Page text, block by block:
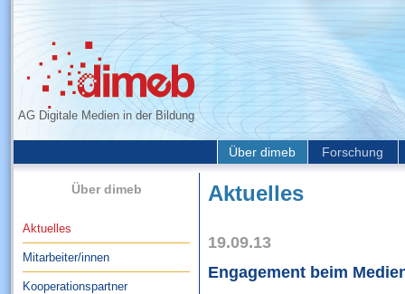
AG Digitale Medien in der Bildung
Über dimeb Forschung
Über dimeb
Aktuelles
Mitarbeiter/innen
Kooperationspartner
Aktuelles
19.09.13
Engagement beim